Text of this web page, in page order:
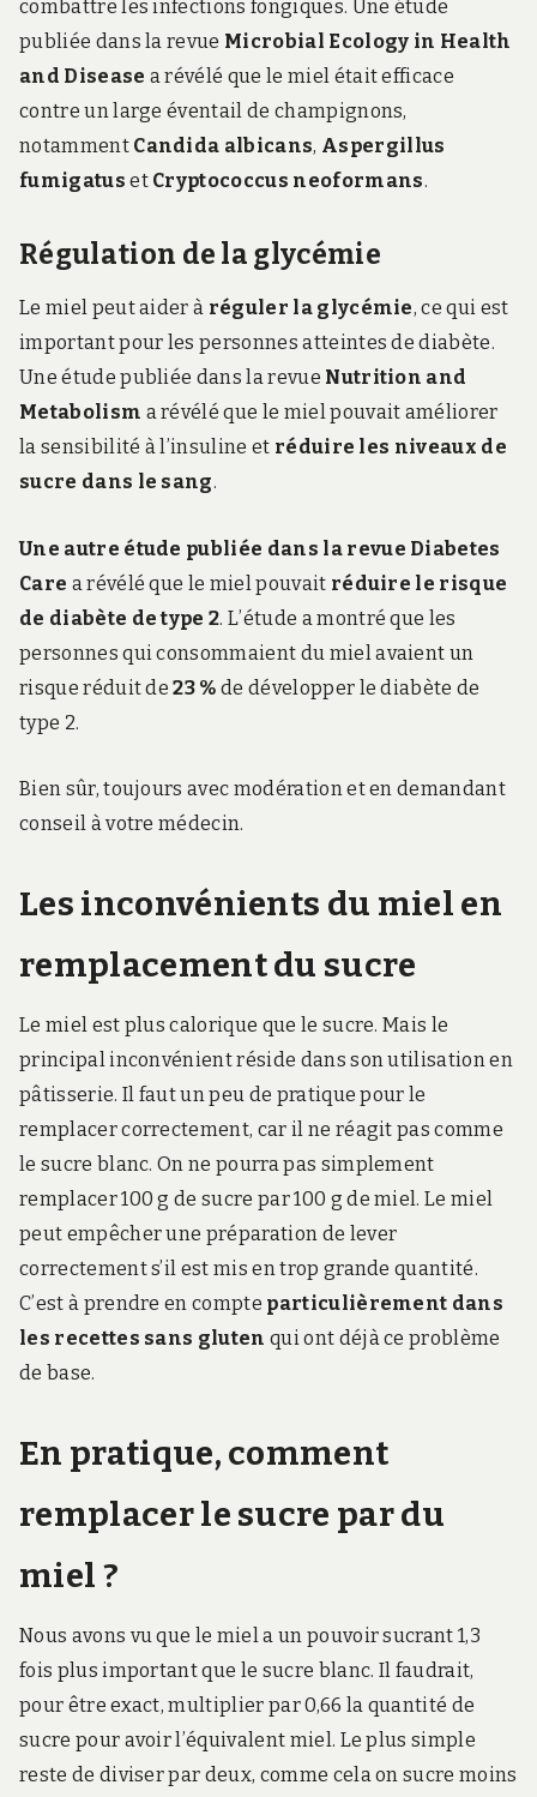
combattre les infections fongiques. Une étude
publiée dans la revue Microbial Ecology in Health
and Disease a révélé que le miel était efficace
contre un large éventail de champignons,
notamment Candida albicans, Aspergillus
fumigatus et Cryptococcus neoformans.
Régulation de la glycémie
Le miel peut aider à réguler la glycémie, ce qui est
important pour les personnes atteintes de diabète.
Une étude publiée dans la revue Nutrition and
Metabolism a révélé que le miel pouvait améliorer
la sensibilité à l’insuline et réduire les niveaux de
sucre dans le sang.
Une autre étude publiée dans la revue Diabetes
Care a révélé que le miel pouvait réduire le risque
de diabète de type 2. L’étude a montré que les
personnes qui consommaient du miel avaient un
risque réduit de23 % de développer le diabète de
type 2.
Bien sûr, toujours avec modération et en demandant
conseil à votre médecin.
Les inconvénients du miel en
remplacement du sucre
Le miel est plus calorique que le sucre. Mais le
principal inconvénient réside dans son utilisation en
pâtisserie. Il faut un peu de pratique pour le
remplacer correctement, car il ne réagit pas comme
le sucre blanc. On ne pourra pas simplement
remplacer 100 g de sucre par 100 g de miel. Le miel
peut empêcher une préparation de lever
correctement s’il est mis en trop grande quantité.
C’est à prendre en compte particulièrement dans
les recettes sans gluten qui ont déjà ce problème
de base.
En pratique, comment
remplacer le sucre par du
miel ?
Nous avons vu que le miel a un pouvoir sucrant 1,3
fois plus important que le sucre blanc. Il faudrait,
pour être exact, multiplier par 0,66 la quantité de
sucre pour avoir l’équivalent miel. Le plus simple
reste de diviser par deux, comme cela on sucre moins